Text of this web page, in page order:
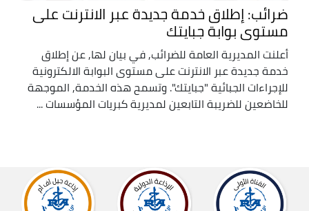
ضرائب: إطلاق خدمة جديدة عبر الانترنت على
مستوى بوابة جبايتك
أعلنت المديرية العامة للضرائب, في بيان لها, عن إطلاق
خدمة جديدة عبر الانترنت على مستوى البوابة الالكترونية
للإجراءات الجبائية "جبايتك". وتسمح هذه الخدمة, الموجهة
للخاضعين للضريبة التابعين لمديرية كبريات المؤسسات ...